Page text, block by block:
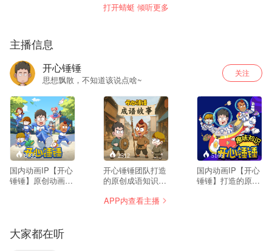
打开蜻蜓 倾听更多
主播信息
开心锤锤
思想飘散，不知道该说点啥~
关注
8695
国内动画IP【开心
锤锤】原创动画视
2512
开心锤锤团队打造
的原创成语知识故
5166
国内动画IP【开心
锤锤】打造的原创
APP内查看主播
大家都在听